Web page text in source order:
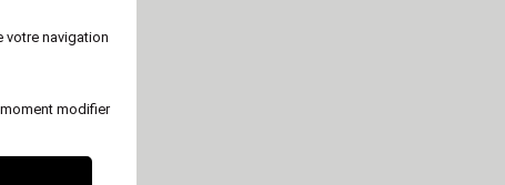
votre navigation
modifier